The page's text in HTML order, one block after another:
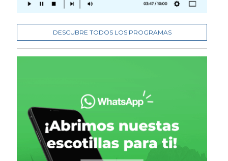
DESCUBRE TODOS LOS PROGRAMAS